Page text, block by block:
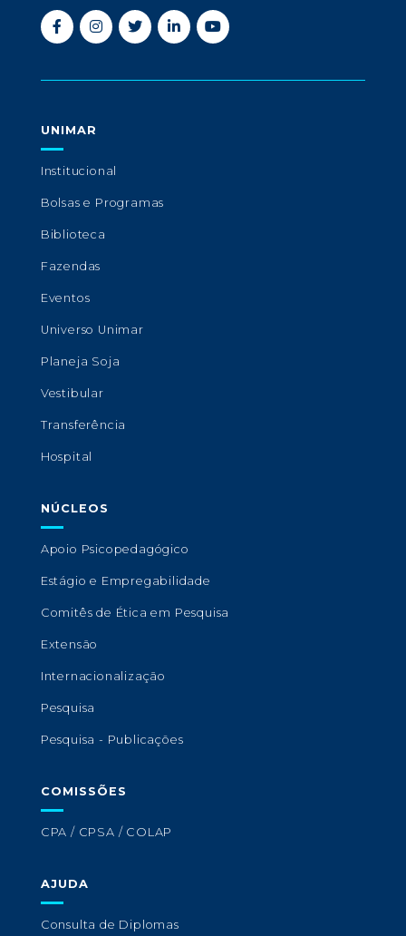
UNIMAR
Institucional
Bolsas e Programas
Biblioteca
Fazendas
Eventos
Universo Unimar
Planeja Soja
Vestibular
Transferência
Hospital
NÚCLEOS
Apoio Psicopedagógico
Estágio e Empregabilidade
Comitês de Ética em Pesquisa
Extensão
Internacionalização
Pesquisa
Pesquisa - Publicações
COMISSÕES
CPA / CPSA / COLAP
AJUDA
Consulta de Diplomas